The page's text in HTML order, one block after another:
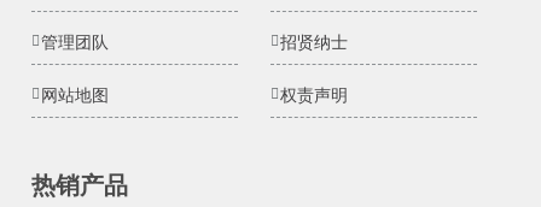
管理团队 招贤纳士
网站地图 权责声明
热销产品